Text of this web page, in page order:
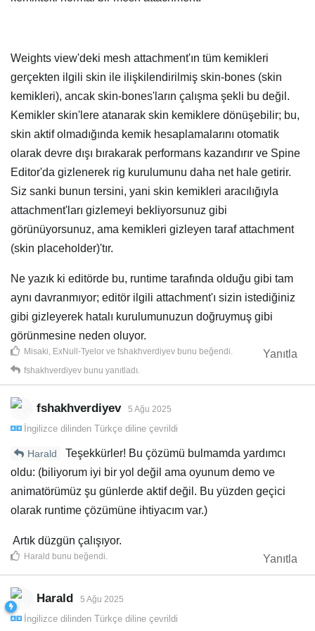
Weights view'deki mesh attachment'ın tüm kemikleri
gerçekten ilgili skin ile ilişkilendirilmiş skin-bones (skin
kemikleri), ancak skin-bones'ların çalışma şekli bu değil.
Kemikler skin'lere atanarak skin kemiklere dönüşebilir; bu,
skin aktif olmadığında kemik hesaplamalarını otomatik
olarak devre dışı bırakarak performans kazandırır ve Spine
Editor'da gizlenerek rig kurulumunu daha net hale getirir.
Siz sanki bunun tersini, yani skin kemikleri aracılığıyla
attachment'ları gizlemeyi bekliyorsunuz gibi
görünüyorsunuz, ama kemikleri gizleyen taraf attachment
(skin placeholder)'tır.
Ne yazık ki editörde bu, runtime tarafında olduğu gibi tam
aynı davranmıyor; editör ilgili attachment'ı sizin istediğiniz
gibi gizleyerek hatalı kurulumunuzun doğruymuş gibi
görünmesine neden oluyor.
Yanıtla
Misaki, ExNull-Tyelor ve fshakhverdiyev bunu beğendi.
fshakhverdiyev bunu yanıtladı.
fshakhverdiyev 5 Ağu 2025
İngilizce dilinden Türkçe diline çevrildi
Harald
Teşekkürler! Bu çözümü bulmamda yardımcı
oldu: (biliyorum iyi bir yol değil ama oyunum demo ve
animatörümüz şu günlerde aktif değil. Bu yüzden geçici
olarak runtime çözümüne ihtiyacım var.)
Artık düzgün çalışıyor.
Yanıtla
Harald bunu beğendi.
Harald 5 Ağu 2025
İngilizce dilinden Türkçe diline çevrildi